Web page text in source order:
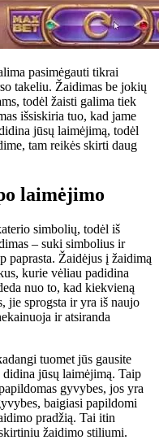
pasimėgauti tikrai
takeliu. Žaidimas be jokių
todėl žaisti galima tiek
išsiskiria tuo, kad jame
jūsų laimėjimą, todėl
tam reikės skirti daug
laimėjimo
simbolių, todėl iš
– suki simbolius ir
paprasta. Žaidėjus į žaidimą
kurie vėliau padidina
nuo to, kad kiekvieną
jie sprogsta ir yra iš naujo
ir atsiranda
tuomet jūs gausite
jūsų laimėjimą. Taip
gyvybes, jos yra
baigiasi papildomi
pradžią. Tai itin
žaidimo stiliumi.